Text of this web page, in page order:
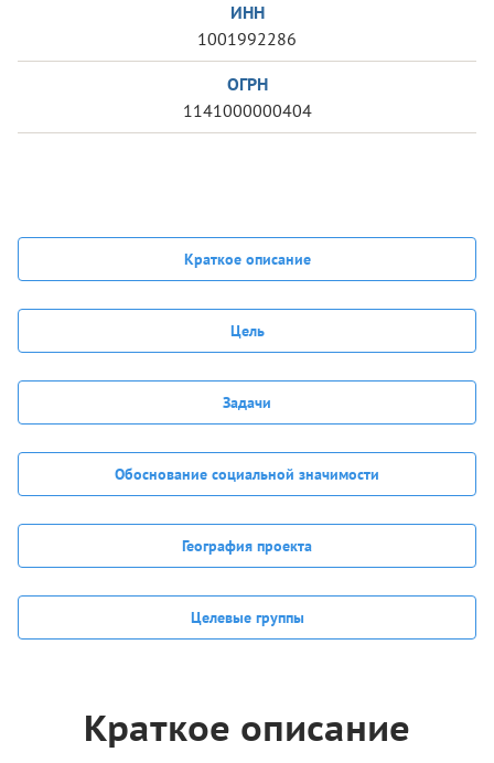
ИНН
1001992286
ОГРН
1141000000404
Краткое описание
Цель
Задачи
Обоснование социальной значимости
География проекта
Целевые группы
Краткое описание